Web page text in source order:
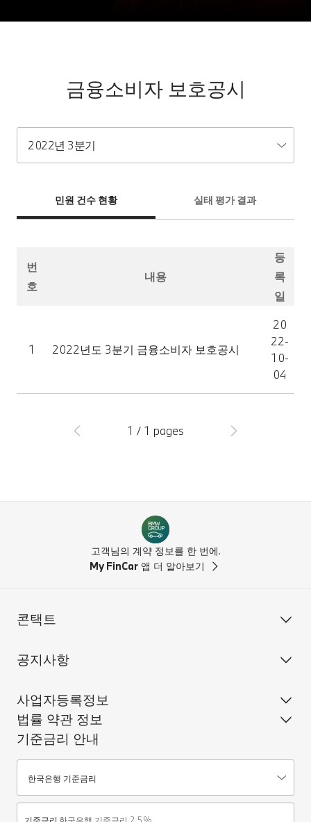
금융소비자 보호공시
2022년 3분기
민원 건수 현황 실태 평가 결과
번
호
내용
등
록
일
1 2022년도 3분기 금융소비자 보호공시
20
22-
10-
04
1 / 1 pages
고객님의 계약 정보를 한 번에.
My FinCar 앱 더 알아보기
콘택트
공지사항
사업자등록정보
법률 약관 정보
기준금리 안내
기준금리안내
한국은행 기준금리